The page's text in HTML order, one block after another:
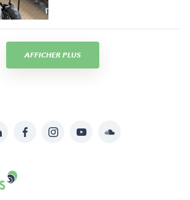
AFFICHER PLUS
FacebookInstagramYouTubeSoundcloud